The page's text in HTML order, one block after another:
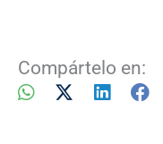
Compártelo en: